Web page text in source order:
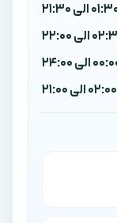
الی 21:30
الی 22:00
الی 24:00
02:00 الی 21:00